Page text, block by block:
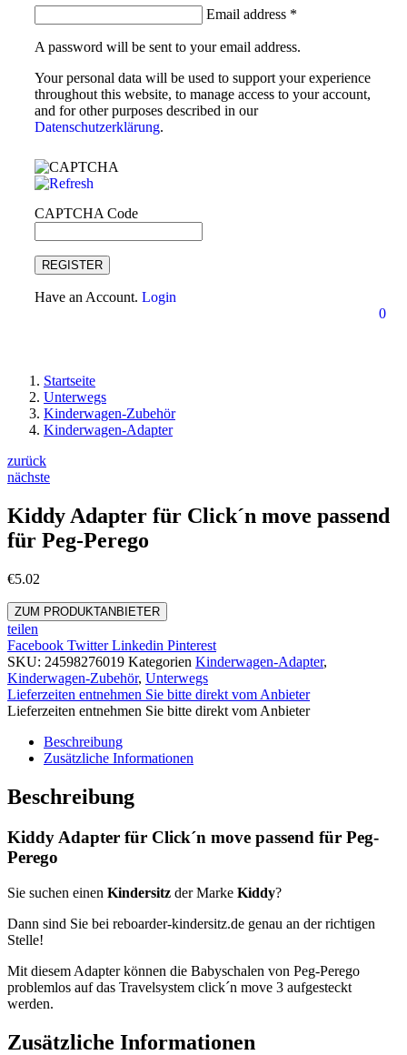
Email address *
A password will be sent to your email address.
Your personal data will be used to support your experience
throughout this website, to manage access to your account,
and for other purposes described in our
Datenschutzerklärung.
CAPTCHA Code
REGISTER
Have an Account. Login
0
Startseite
Unterwegs
Kinderwagen-Zubehör
Kinderwagen-Adapter
zurück
nächste
Kiddy Adapter für Click´n move passend
für Peg-Perego
€5.02
ZUM PRODUKTANBIETER
teilen
Facebook TwitterLinkedin Pinterest
SKU: 24598276019 Kategorien Kinderwagen-Adapter,
Kinderwagen-Zubehör, Unterwegs
Lieferzeiten entnehmen Sie bitte direkt vom Anbieter
Lieferzeiten entnehmen Sie bitte direkt vom Anbieter
Beschreibung
Zusätzliche Informationen
Beschreibung
Kiddy Adapter für Click´n move passend für Peg-
Perego
Sie suchen einen Kindersitz der Marke Kiddy?
Dann sind Sie bei reboarder-kindersitz.de genau an der richtigen
Stelle!
Mit diesem Adapter können die Babyschalen von Peg-Perego
problemlos auf das Travelsystem click´n move 3 aufgesteckt
werden.
Zusätzliche Informationen